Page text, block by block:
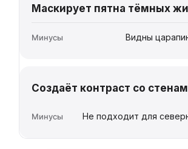
Маскирует пятна тёмных
Видны
Создаёт контраст со
Не подходит для